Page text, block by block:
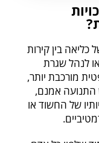
בין קירות
לנהל שגרת
מורכבת יותר,
התנועה אמנם,
של החשוד או